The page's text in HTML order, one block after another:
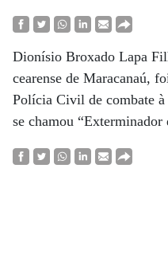
Dionísio Broxado Lapa
cearense de Maracanaú,
Polícia Civil de combate
se chamou “Exterminador